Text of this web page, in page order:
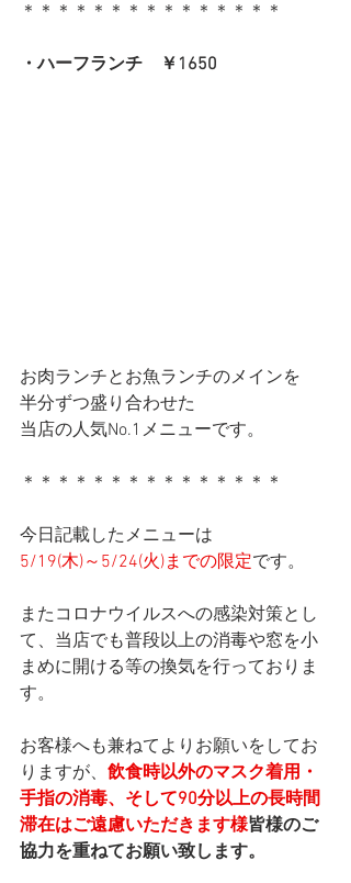
＊＊＊＊＊＊＊＊＊＊＊＊＊＊＊
・ハーフランチ　￥1650
お肉ランチとお魚ランチのメインを
半分ずつ盛り合わせた
当店の人気No.1メニューです。
＊＊＊＊＊＊＊＊＊＊＊＊＊＊＊
今日記載したメニューは
5/19(木)～5/24(火)までの限定です。
またコロナウイルスへの感染対策とし
て、当店でも普段以上の消毒や窓を小
まめに開ける等の換気を行っておりま
す。
お客様へも兼ねてよりお願いをしてお
りますが、 飲食時以外のマスク着用・
手指の消毒、そして90分以上の長時間
滞在はご遠慮いただきます様皆様のご
協力を重ねてお願い致します。